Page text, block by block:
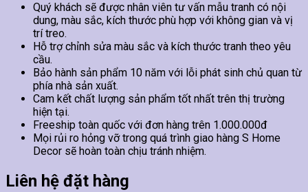
Quý khách sẽ được nhân viên tư vấn mẫu tranh có nội
dung, màu sắc, kích thước phù hợp với không gian và vị
trí treo.
Hỗ trợ chỉnh sửa màu sắc và kích thước tranh theo yêu
cầu.
Bảo hành sản phẩm 10 năm với lỗi phát sinh chủ quan từ
phía nhà sản xuất.
Cam kết chất lượng sản phẩm tốt nhất trên thị trường
hiện tại.
Freeship toàn quốc với đơn hàng trên 1.000.000đ
Mọi rủi ro hỏng vỡ trong quá trình giao hàng S Home
Decor sẽ hoàn toàn chịu tránh nhiệm.
Liên hệ đặt hàng